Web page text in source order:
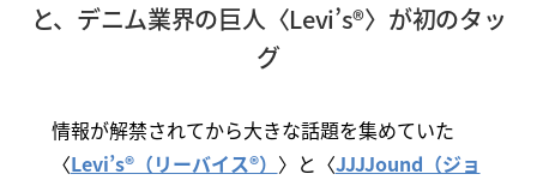
と、デニム業界の巨人〈Levi’s®〉が初のタッ
グ
情報が解禁されてから大きな話題を集めていた
〈Levi’s®（リーバイス®） 〉と〈JJJJound（ジョ